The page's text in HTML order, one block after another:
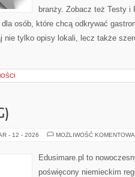
branży. Zobacz też Testy i
osób, które chcą odkrywać
nie tylko opisy lokali, lecz także
- 12 - 2026 MOŻLIWOŚĆ
Edusimare.pl to
poświęcony niemieckim